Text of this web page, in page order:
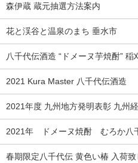
森伊蔵 蔵元抽選方法案内
花と渓谷と温泉のまち 垂水市
八千代伝酒造 “ドメーヌ芋焼酎” 稲
2021 Kura Master 八千代伝酒造
2021年度 九州地方発明表彰 九州
2021年 ドメーヌ焼酎 むろか八千
春期限定八千代伝 黄色い椿 入荷致